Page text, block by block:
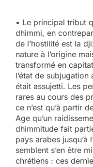
• Le principal tribut
dhimmi, en
de l’hostilité est la
nature à l’origine
transformé en
l’état de
était assujetti. Les
rares au cours des
ce n’est qu’à partir
Age qu’un
dhimmitude fait
pays arabes jusqu’à
semblent s’en être
chrétiens : ces